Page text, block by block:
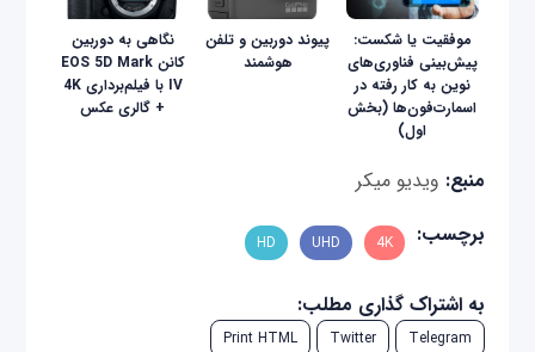
موفقیت یا شکست:
پیش‌بینی فناوری‌های
نوین به‌ کار رفته در
اسمارت‌فون‌ها (بخش
اول)
پیوند دوربین و تلفن
هوشمند
نگاهی به دوربین
کانن EOS 5D Mark
IV با فیلم‌برداری 4K
+ گالری عکس
منبع: ویدیو میکر
برچسب:
4K
UHD
HD
به اشتراک گذاری مطلب:
Telegram
Twitter
Print HTML